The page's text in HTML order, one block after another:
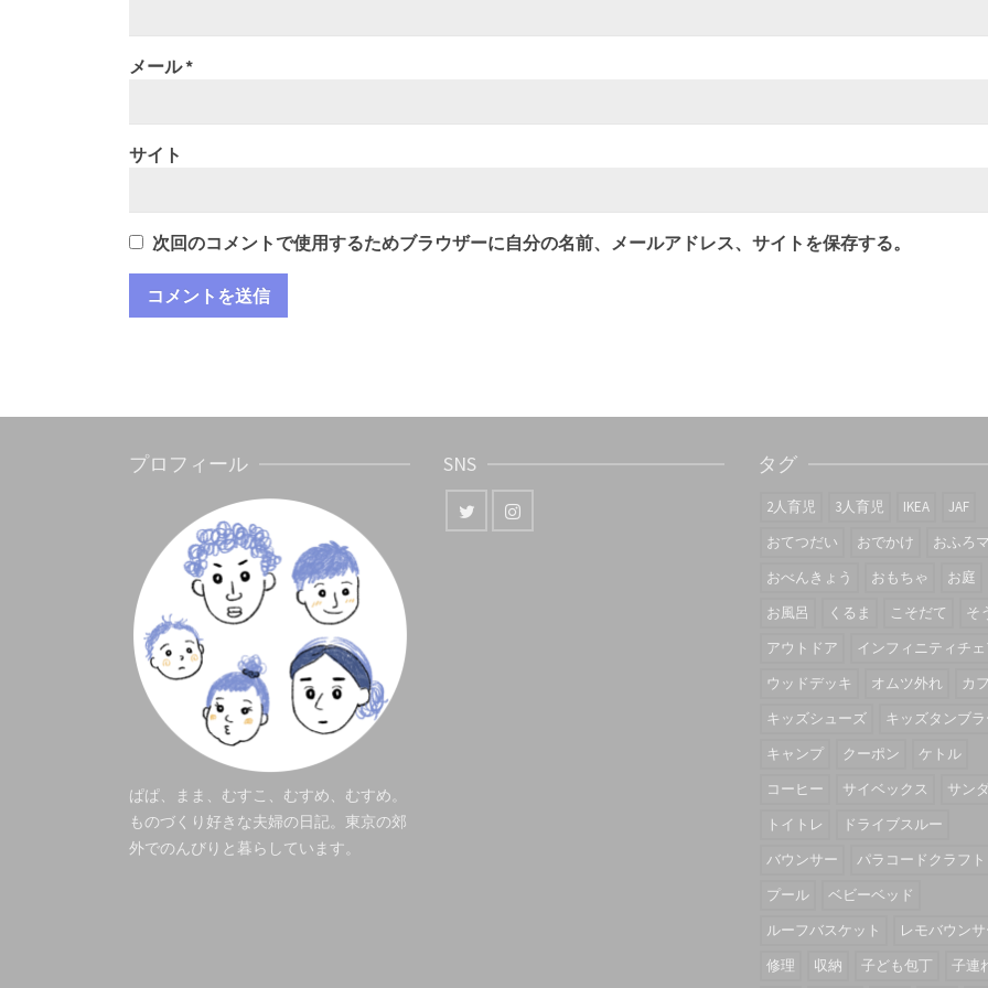
メール*
サイト
次回のコメントで使用するためブラウザーに自分の名前、メールアドレス、サイトを保存する。
プロフィール
ぱぱ、まま、むすこ、むすめ、むすめ。
ものづくり好きな夫婦の日記。東京の郊
外でのんびりと暮らしています。
SNS タグ
2人育児 3人育児 IKEA
JAF
おてつだい
おでかけ
おふろ
おべんきょう
おもちゃ
お庭
お風呂
くるま こそだて
そ
アウトドア
インフィニティチ
ウッドデッキ
オムツ外れ
カ
キッズシューズ
キッズタンブ
キャンプ
クーポン
ケトル
コーヒー
サイベックス
サン
トイトレ
ドライブスルー
バウンサー
パラコードクラフト
プール
ベビーベッド
ルーフバスケット
レモバウン
修理
収納 子ども包丁 子連